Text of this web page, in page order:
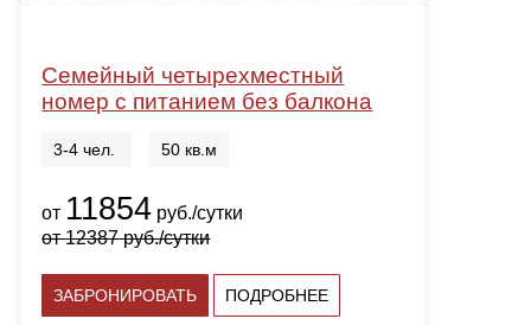
Семейный четырехместный
номер с питанием без балкона
3-4 чел. 50 кв.м
от 11854 руб./сутки
от12387руб./сутки
ЗАБРОНИРОВАТЬ ПОДРОБНЕЕ